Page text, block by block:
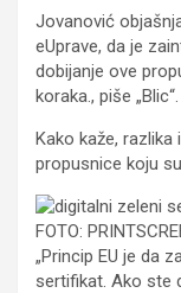
Jovanović
eUprave, da je
dobijanje ove
koraka., piše „Blic“.
Kako kaže,
propusnice koju
FOTO:
„Princip EU je da
sertifikat. Ako ste